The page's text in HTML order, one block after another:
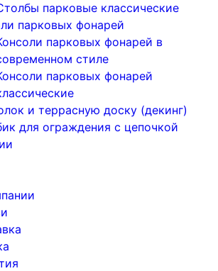
парковые классические
парковых фонарей
парковых фонарей в
стиле
парковых фонарей
и террасную доску (декинг)
для ограждения с цепочкой